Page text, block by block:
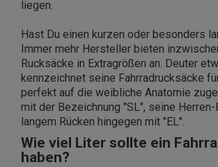
liegen.
Hast Du einen kurzen oder besonders
Immer mehr Hersteller bieten
Rucksäcke in Extragrößen an. Deuter
kennzeichnet seine Fahrradrucksäcke
perfekt auf die weibliche Anatomie
mit der Bezeichnung "SL", seine
langem Rücken hingegen mit "EL".
Wie viel Liter sollte ein
haben?